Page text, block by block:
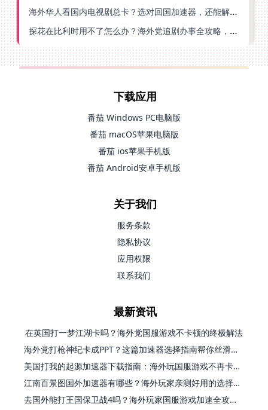
海外华人看国内电视剧总卡？选对回国加速器，还能解决菲律宾打不开反诈中心的问题
探花在比利时用不了怎么办？海外党追剧办事全攻略，选对加速器就够了
下载应用
番茄 Windows PC电脑版
番茄 macOS苹果电脑版
番茄 ios苹果手机版
番茄 Android安卓手机版
关于我们
服务条款
隐私协议
应用权限
联系我们
最新资讯
在英国打一梦江湖卡吗？海外党国服游戏不卡顿的终极解法
海外党打枪神纪卡成PPT？这篇加速器选择指南帮你丝滑上分
美国打我的起源加速器下载指南：海外玩国服游戏不再卡的终极方案
江南百景图国外加速器有哪些？海外玩家亲测好用的选择与避坑指南
去国外能打王国保卫战4吗？海外玩家国服游戏加速全攻略（附公主连结幻想江湖实测）